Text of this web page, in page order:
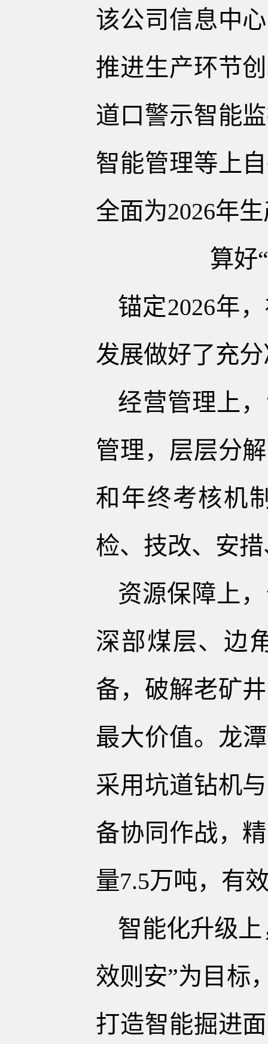
该公司信息中
推进生产环节
道口警示智能
智能管理等上
全面为2026年
算好
锚定2026年
发展做好了充
经营管理上
管理，层层分
和年终考核机
检、技改、安
资源保障上
深部煤层、边
备，破解老矿
最大价值。龙
采用坑道钻机
备协同作战，
量7.5万吨，有
智能化升级
效则安”为目标
打造智能掘进